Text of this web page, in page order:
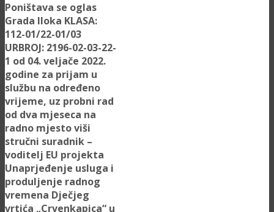
Poništava se oglas
Grada Iloka KLASA:
112-01/22-01/03
URBROJ: 2196-02-03-22-
1 od 04. veljače 2022.
godine za prijam u
službu na određeno
vrijeme, uz probni rad
od dva mjeseca na
radno mjesto viši
stručni suradnik –
voditelj EU projekta
Unaprjeđenje usluga i
produljenje radnog
vremena Dječjeg
vrtića „Crvenkapica“ u